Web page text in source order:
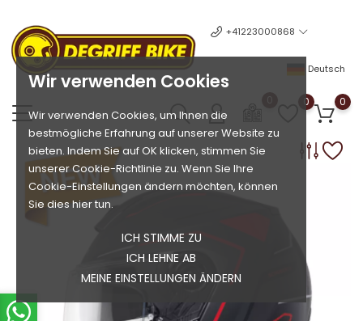
Wir verwenden Cookies
Wir verwenden Cookies, um Ihnen die
bestmögliche Erfahrung auf unserer Website zu
bieten. Indem Sie auf OK klicken, stimmen Sie
unserer Cookie-Richtlinie zu. Wenn Sie Ihre
Cookie-Einstellungen ändern möchten, können
Sie dies hier tun.
ICH STIMME ZU
ICH LEHNE AB
MEINE EINSTELLUNGEN ÄNDERN
+41223000868
Deutsch
0 0